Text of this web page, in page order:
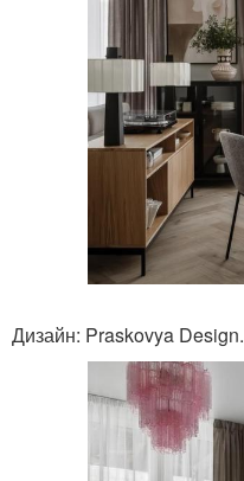
Дизайн: Praskovya Design.